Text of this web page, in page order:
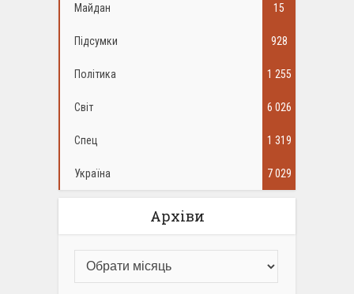
Майдан 15
Підсумки 928
Політика 1 255
Світ 6 026
Спец 1 319
Україна 7 029
Архіви